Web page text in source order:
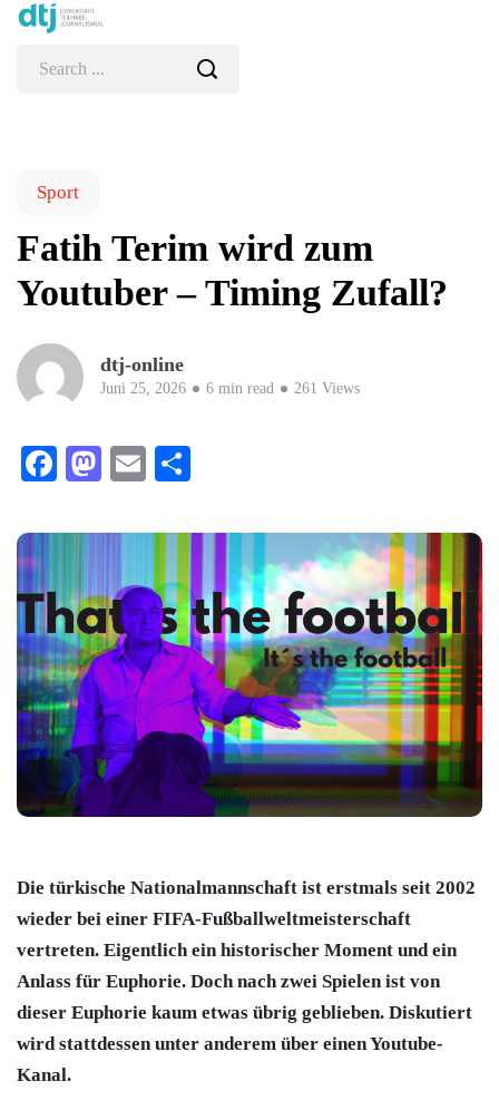
Sport
Fatih Terim wird zum
Youtuber – Timing Zufall?
dtj-online
Juni 25, 2026 6 min read 261 Views
Facebook
Mastodon
Email
Die türkische Nationalmannschaft ist erstmals seit 2002
wieder bei einer FIFA-Fußballweltmeisterschaft
vertreten. Eigentlich ein historischer Moment und ein
Anlass für Euphorie. Doch nach zwei Spielen ist von
dieser Euphorie kaum etwas übrig geblieben. Diskutiert
wird stattdessen unter anderem über einen Youtube-
Kanal.